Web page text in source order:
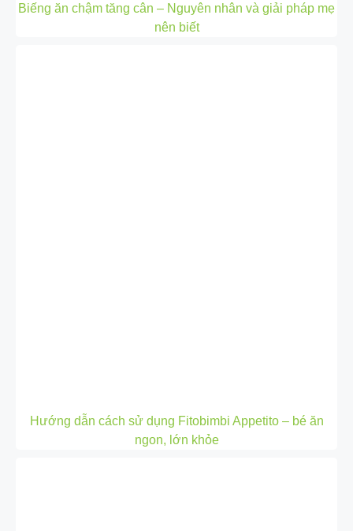
Biếng ăn chậm tăng cân – Nguyên nhân và giải pháp mẹ
nên biết
Hướng dẫn cách sử dụng Fitobimbi Appetito – bé ăn
ngon, lớn khỏe